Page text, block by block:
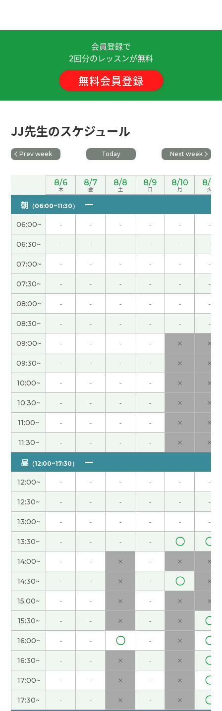
非常感谢您耐心解释我不明白的所有问题。
谢谢老师，下次见！( 40代 )
谢谢老师，下次见！( 40代 )
下一可我已经订了，再见！ ( 60代 男性 )
谢谢。下次见吧。 ( 男性 )
谢谢老师，下次见！ ( 40代 )
谢谢老师。今天的会话练习让我学到了很多，您帮
我纠正了很多表达。期待下次见！
谢谢老师！这节课也很开心 下次见吧！( 男性 )
谢谢老师，今天真不好意思我儿子又打扰课，还有
它让我失去注意力，下次见！( 40代 )
老师辛苦了！今天的课也很开心啊！下次见！( 男性
)
谢谢您！JJ 老师的教学风格真的很棒！！下次见！
40代 女性 )
谢谢您。下次见
下一次我应该介绍给你重庆的样子，你去过吗？
60代 男性 )
谢谢老师，下次见！
谢谢老师，关于"连读 变音"，我看的油管节目是
https://www.youtube.com/watch?
v=4qo6H_6Cc00 32分左右的场面 我不知道在你的
环境能看油管，如果能看的话，而且有空时候，麻
烦你确认一下
中国的千问已经和淘宝打通了，要是日本亚马逊也
能和ChatGPT打通就好了，既省心又省力。谢谢！
男性 )
今年初夏的天气很宜人（友好），不过现在已经热
起来了。听说湖南的夏天特别热，请您注意多喝
水！( 男性 )
谢谢老师，下次见！ ( 40代 )
我大约这十年继续学中文，比我更流利的人也有很
多了吧
( 60代 男性 )
会員登録で
2回分のレッスンが無料
無料会員登録
JJ先生のスケジュール
Prev week Today Next week
8/6
木
8/7
金
8/8
土
8/9
日
8/10
月
8/11
火
朝 （06:00~11:30）
06:00~ - - - - - -
06:30~ - - - - - -
07:00~ - - - - - -
07:30~ - - - - - -
08:00~ - - - - - -
08:30~ - - - - - -
09:00~ - - - - × ×
09:30~ - - - - × ×
10:00~ - - - - × ×
10:30~ - - - - × ×
11:00~ - - - - × ×
11:30~ - - - - × ×
昼 （12:00~17:30）
12:00~ - - - - - -
12:30~ - - - - - -
13:00~ - - - - - -
13:30~ - - - - 〇 〇
14:00~ - - × - × ×
14:30~ - - × - 〇 ×
15:00~ - - × - × ×
15:30~ - - × - × 〇
16:00~ - - 〇 - × 〇
16:30~ - - × - × 〇
17:00~ - - × - × 〇
17:30~ - - × - ×
〇